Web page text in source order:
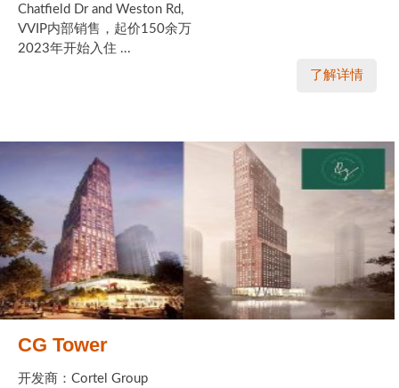
Chatfield Dr and Weston Rd,
VVIP内部销售，起价150余万
2023年开始入住 ...
了解详情
CG Tower
开发商：Cortel Group